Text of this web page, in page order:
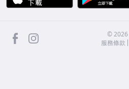
facebook ©2026
服務條款